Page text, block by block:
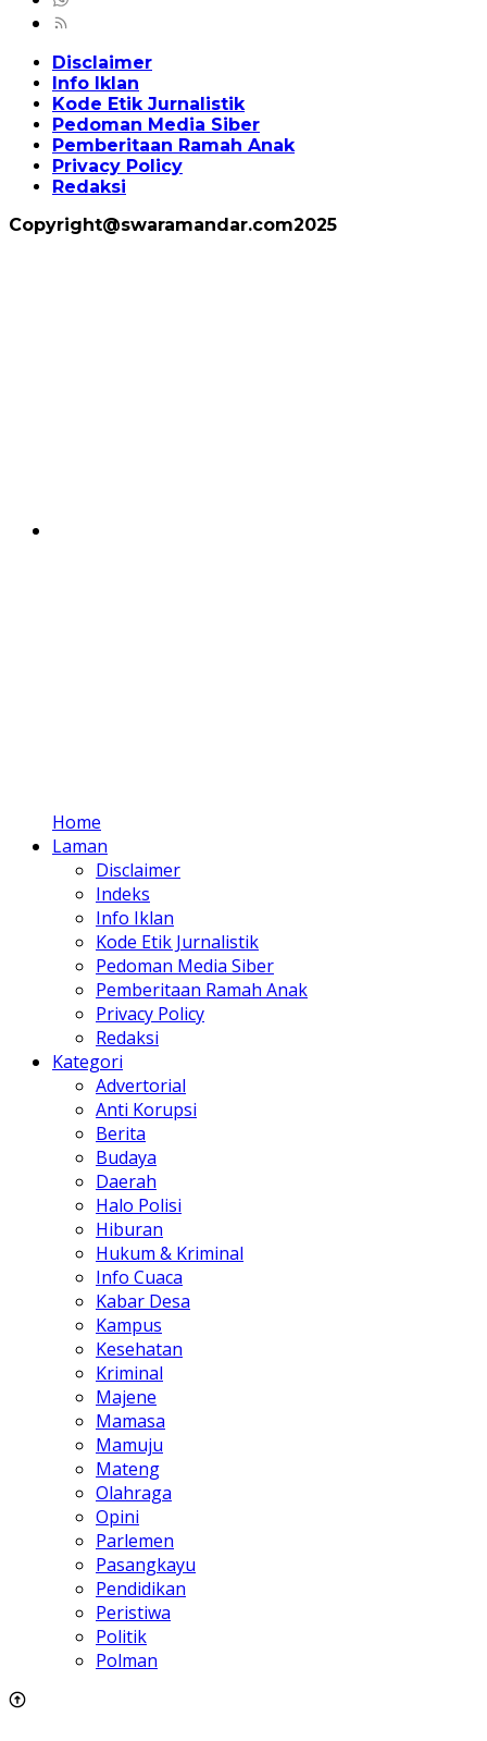
Disclaimer
Info Iklan
Kode Etik Jurnalistik
Pedoman Media Siber
Pemberitaan Ramah Anak
Privacy Policy
Redaksi
Copyright@swaramandar.com2025
Home
Laman
Disclaimer
Indeks
Info Iklan
Kode Etik Jurnalistik
Pedoman Media Siber
Pemberitaan Ramah Anak
Privacy Policy
Redaksi
Kategori
Advertorial
Anti Korupsi
Berita
Budaya
Daerah
Halo Polisi
Hiburan
Hukum & Kriminal
Info Cuaca
Kabar Desa
Kampus
Kesehatan
Kriminal
Majene
Mamasa
Mamuju
Mateng
Olahraga
Opini
Parlemen
Pasangkayu
Pendidikan
Peristiwa
Politik
Polman